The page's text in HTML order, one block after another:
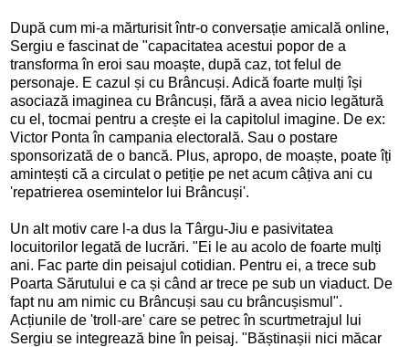
După cum mi-a mărturisit într-o conversație amicală online,
Sergiu e fascinat de "capacitatea acestui popor de a
transforma în eroi sau moaște, după caz, tot felul de
personaje. E cazul și cu Brâncuși. Adică foarte mulți își
asociază imaginea cu Brâncuși, fără a avea nicio legătură
cu el, tocmai pentru a crește ei la capitolul imagine. De ex:
Victor Ponta în campania electorală. Sau o postare
sponsorizată de o bancă. Plus, apropo, de moaște, poate îți
amintești că a circulat o petiție pe net acum câțiva ani cu
'repatrierea osemintelor lui Brâncuși'.
Un alt motiv care l-a dus la Târgu-Jiu e pasivitatea
locuitorilor legată de lucrări. "Ei le au acolo de foarte mulți
ani. Fac parte din peisajul cotidian. Pentru ei, a trece sub
Poarta Sărutului e ca și când ar trece pe sub un viaduct. De
fapt nu am nimic cu Brâncuși sau cu brâncușismul".
Acțiunile de 'troll-are' care se petrec în scurtmetrajul lui
Sergiu se integrează bine în peisaj. "Băștinașii nici măcar